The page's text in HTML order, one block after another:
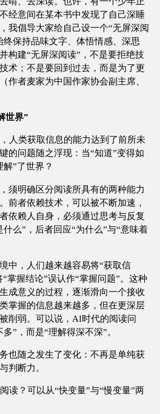
经意间在某本书中发现了自己深睡
我倡导大家给自己设一个“无屏深阅
保持品味文字、体悟情感、深思
构建“无屏深阅读”，不是要拒绝技
术；不是要回到过去，而是为了更
作者麦家为中国作家协会副主席、
世界”
类获取信息的能力达到了前所未
的问题随之浮现：当“知道”变得如
”了世界？
明确区分阅读所具有的两种能力
者依赖技术，可以被不断加速，
依赖人自身，必须通过思考与反复
么”，后者回应“为什么”与“意味着
，人们越来越容易将“获取信
掌握结论”误认作“掌握问题”。这种
成意义的过程，逐渐滑向一个接收
掌握的信息越来越多，但在更深层
削弱。可以说，AI时代的阅读问
”，而是“理解得深不深”。
随之发生了变化：不再是单纯获
判断力。
？可以从“快变量”与“慢变量”两